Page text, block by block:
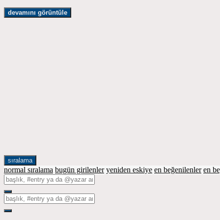
devamını görüntüle
sıralama
normal sıralama bugün girilenler yeniden eskiye en beğenilenler en